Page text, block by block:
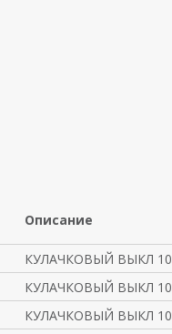
Описание
КУЛАЧКОВЫЙ ВЫКЛ
КУЛАЧКОВЫЙ ВЫКЛ
КУЛАЧКОВЫЙ ВЫКЛ